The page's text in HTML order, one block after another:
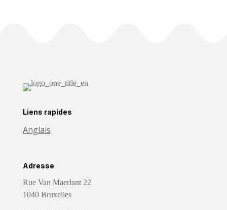
Liens rapides
Anglais
Adresse
Rue Van Maerlant 22
1040 Bruxelles